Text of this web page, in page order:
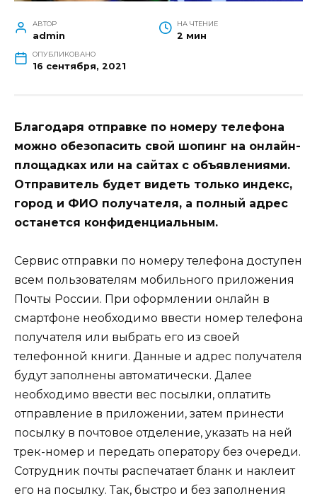
АВТОР
admin
НА ЧТЕНИЕ
2 мин
ОПУБЛИКОВАНО
16 сентября, 2021
Благодаря отправке по номеру телефона
можно обезопасить свой шопинг на онлайн-
площадках или на сайтах с объявлениями.
Отправитель будет видеть только индекс,
город и ФИО получателя, а полный адрес
останется конфиденциальным.
Сервис отправки по номеру телефона доступен
всем пользователям мобильного приложения
Почты России. При оформлении онлайн в
смартфоне необходимо ввести номер телефона
получателя или выбрать его из своей
телефонной книги. Данные и адрес получателя
будут заполнены автоматически. Далее
необходимо ввести вес посылки, оплатить
отправление в приложении, затем принести
посылку в почтовое отделение, указать на ней
трек-номер и передать оператору без очереди.
Сотрудник почты распечатает бланк и наклеит
его на посылку. Так, быстро и без заполнения